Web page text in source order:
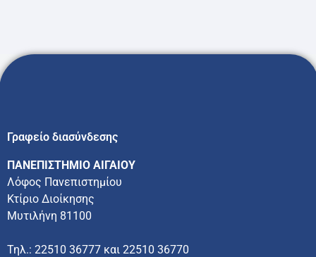
Γραφείο διασύνδεσης
ΠΑΝΕΠΙΣΤΗΜΙΟ ΑΙΓΑΙΟΥ
Λόφος Πανεπιστημίου
Κτίριο Διοίκησης
Μυτιλήνη 81100
Τηλ.: 22510 36777 και 22510 36770